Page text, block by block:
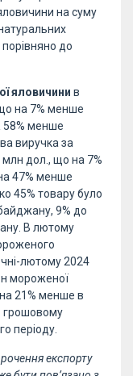
на суму
порівняно до
яловичини в
на 7% менше
58% менше
виручка за
дол., що на 7%
47% менше
45% товару було
9% до
В лютому
лютому 2024
мороженої
21% менше в
грошовому
періоду.
експорту